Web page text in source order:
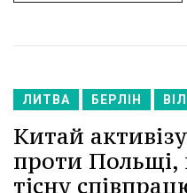
ЛИТВА БЕРЛІН
Китай
проти Польщі,
тісну